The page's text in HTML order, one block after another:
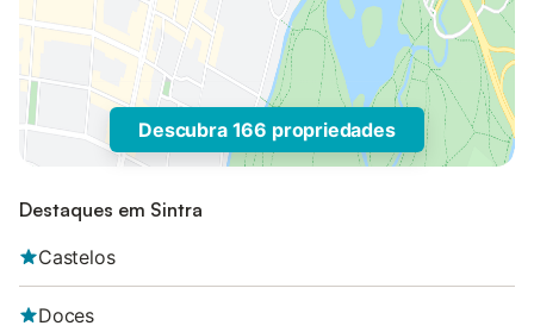
Descubra 166 propriedades
Destaques em Sintra
Castelos
Doces